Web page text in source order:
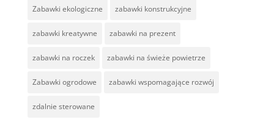
Zabawki ekologiczne zabawki konstrukcyjne
zabawki kreatywne zabawki na prezent
zabawki na roczek zabawki na świeże powietrze
Zabawki ogrodowe zabawki wspomagające rozwój
zdalnie sterowane